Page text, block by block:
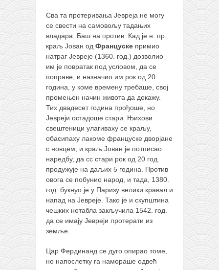
Сва та протеривања Јевреја не могу
се свести на самовољу тадањих
владара. Баш на против. Кад је н. пр.
краљ Јован од Француске примио
натраг Јевреје (1360. год.) дозволио
им је повратак под условом, да се
поправе, и назначио им рок од 20
година, у коме времену требаше, свој
промењен начин живота да докажу.
Тих двадесет година прођоше, но
Јевреји остадоше стари. Њихови
свештеници улагиваху се краљу,
обасипаху лакоме француске дворјане
с новцем, и краљ Јован је потписао
наредбу, да сс стари рок од 20 год.
продужује на даљих 5 година. Против
овога се побунио народ, и тада, 1380.
год. букнуо је у Паризу велики кравал и
напад на Јевреје. Тако је и скупштина
чешких нотабла закључила 1542. год.
да се имају Јевреји протерати из
земље.
Цар Фердинанд се дуго опирао томе,
но напослетку га намораше одвећ